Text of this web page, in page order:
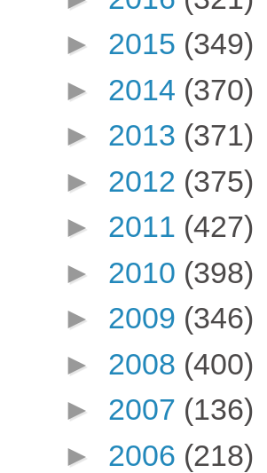
► 2015 (349)
► 2014 (370)
► 2013 (371)
► 2012 (375)
► 2011 (427)
► 2010 (398)
► 2009 (346)
► 2008 (400)
► 2007 (136)
► 2006 (218)